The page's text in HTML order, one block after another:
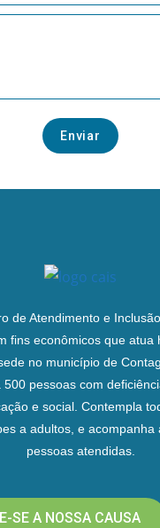
Enviar
de Atendimento e
fins econômicos que atua
no município de
500 pessoas com
e social. Contempla
a adultos, e acompanha
pessoas atendidas.
SE A NOSSA CAUSA